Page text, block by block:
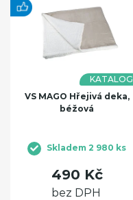
KATALOG
VS MAGO Hřejivá deka,
béžová
Skladem 2 980 ks
490 Kč
bez DPH